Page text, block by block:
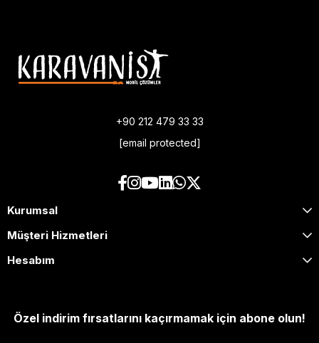
+90 212 479 33 33
[email protected]
Kurumsal
Müşteri Hizmetleri
Hesabım
Özel indirim fırsatlarını kaçırmamak için abone olun!